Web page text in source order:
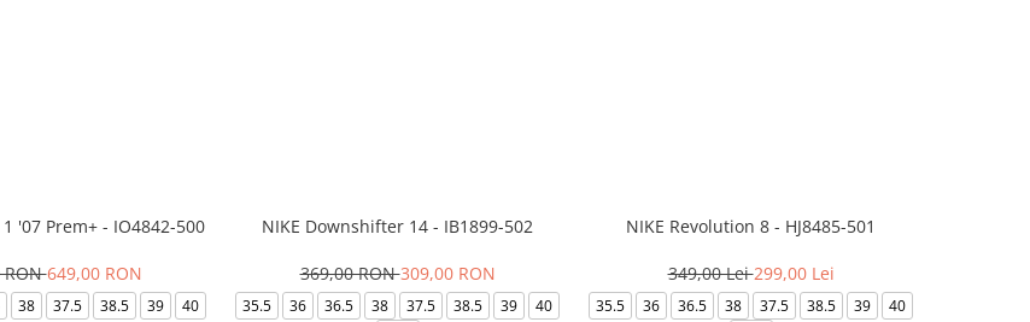
'07 Prem+ - IO4842-500
RON649,00 RON
38 37.5 38.5 39 40
NIKE Downshifter 14 - IB1899-502
369,00 RON309,00 RON
35.5 36 36.5 38 37.5 38.5 39
40
NIKE Revolution 8 - HJ8485-501
349,00 Lei299,00 Lei
35.5 36 36.5 38 37.5 38.5 39
40